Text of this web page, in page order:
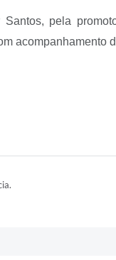
pela
acompanhamento